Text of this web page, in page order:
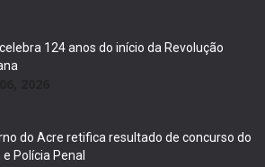
124 anos do início da Revolução
do Acre retifica resultado de concurso do
e Polícia Penal